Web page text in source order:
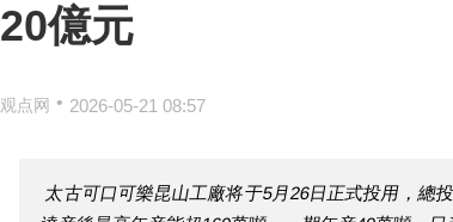
20億元
观点网 • 2026-05-21 08:57
太古可口可樂昆山工廠将于5月26日正式投用，總